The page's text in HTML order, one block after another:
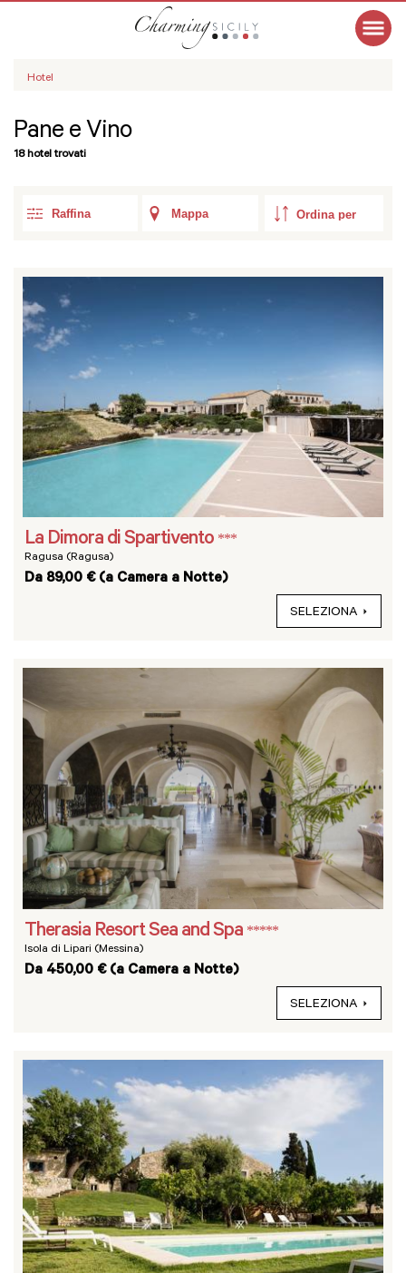
Hotel
Pane e Vino
18 hotel trovati
Raffina Mappa
La Dimora di Spartivento ***
Ragusa (Ragusa)
Da 89,00 € (a Camera a Notte)
SELEZIONA
Therasia Resort Sea and Spa *****
Isola di Lipari (Messina)
Da 450,00 € (a Camera a Notte)
SELEZIONA